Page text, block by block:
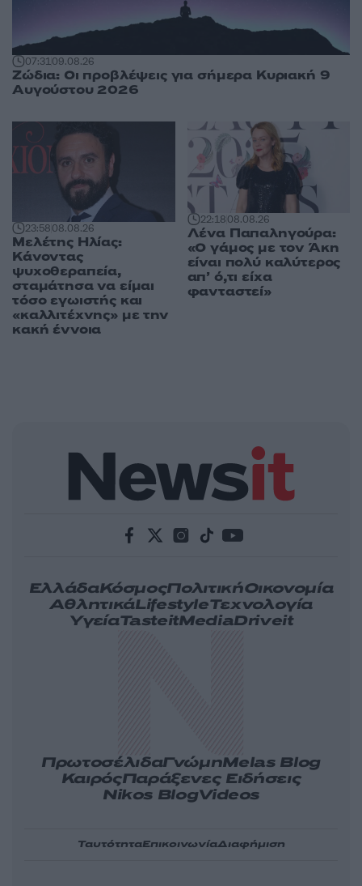
07:3109.08.26
Ζώδια: Οι προβλέψεις για σήμερα Κυριακή 9
Αυγούστου 2026
23:5808.08.26
Μελέτης Ηλίας:
Κάνοντας
ψυχοθεραπεία,
σταμάτησα να είμαι
τόσο εγωιστής και
«καλλιτέχνης» με την
κακή έννοια
22:1808.08.26
Λένα Παπαληγούρα:
«Ο γάμος με τον Άκη
είναι πολύ καλύτερος
απ’ ό,τι είχα
φανταστεί»
ΕλλάδαΚόσμοςΠολιτικήΟικονομία
ΑθλητικάLifestyleΤεχνολογία
ΥγείαTasteitMediaDriveit
ΠρωτοσέλιδαΓνώμηMelas Blog
ΚαιρόςΠαράξενες Ειδήσεις
Nikos BlogVideos
ΤαυτότηταΕπικοινωνίαΔιαφήμιση